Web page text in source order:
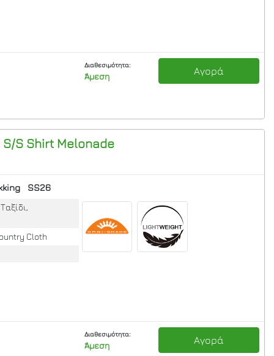
Διαθεσιμότητα:
Άμεση Αγορά
S ShirtMelonade
SS26
Cloth
Διαθεσιμότητα:
Άμεση Αγορά